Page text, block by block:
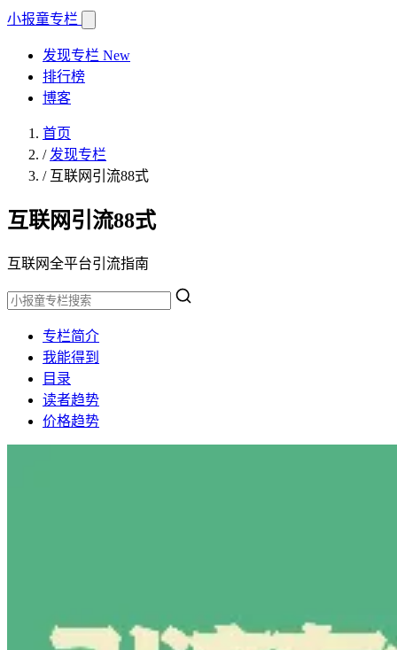
小报童专栏
发现专栏 New
排行榜
博客
首页
/ 发现专栏
/ 互联网引流88式
互联网引流88式
互联网全平台引流指南
专栏简介
我能得到
目录
读者趋势
价格趋势